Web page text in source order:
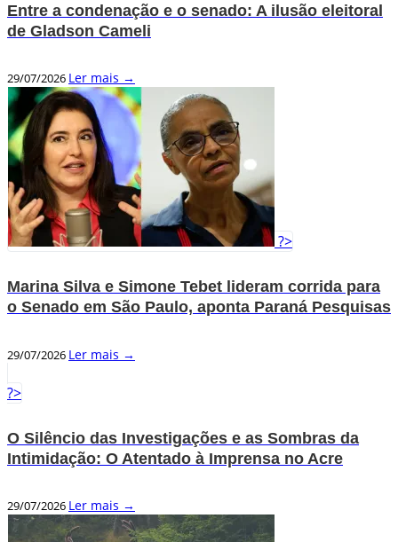
Entre a condenação e o senado: A ilusão eleitoral
de Gladson Cameli
29/07/2026 Ler mais →
?>
Marina Silva e Simone Tebet lideram corrida para
o Senado em São Paulo, aponta Paraná Pesquisas
29/07/2026 Ler mais →
?>
O Silêncio das Investigações e as Sombras da
Intimidação: O Atentado à Imprensa no Acre
29/07/2026 Ler mais →